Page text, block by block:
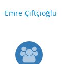
-Emre Çiftçioğlu